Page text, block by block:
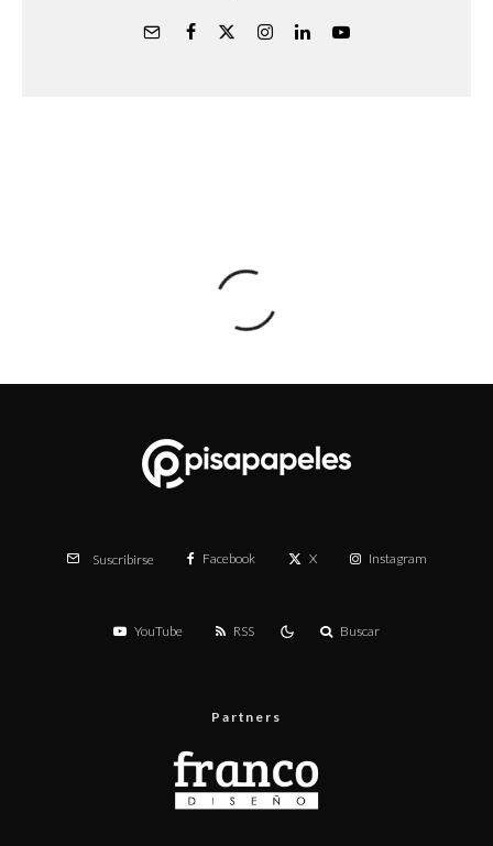
Suscribirse Facebook X Instagram
YouTube RSS Buscar
Partners